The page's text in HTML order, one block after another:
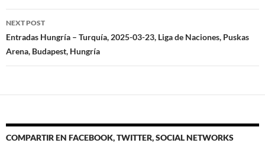
NEXT POST
Entradas Hungría – Turquía, 2025-03-23, Liga de Naciones, Puskas
Arena, Budapest, Hungría
COMPARTIR EN FACEBOOK, TWITTER, SOCIAL NETWORKS